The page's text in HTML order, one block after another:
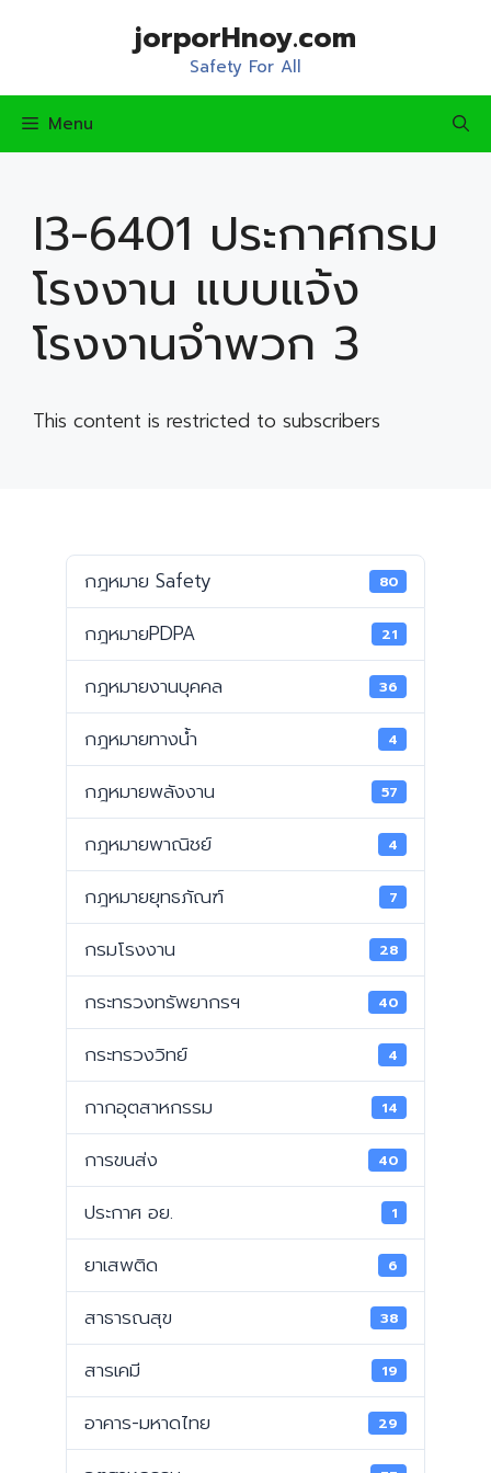
jorporHnoy.com
Safety For All
Menu
I3-6401 ประกาศกรม
โรงงาน แบบแจ้ง
โรงงานจำพวก 3
This content is restricted to subscribers
กฎหมาย Safety 80
กฎหมายPDPA 21
กฎหมายงานบุคคล 36
กฎหมายทางน้ำ 4
กฎหมายพลังงาน 57
กฎหมายพาณิชย์ 4
กฎหมายยุทธภัณฑ์ 7
กรมโรงงาน 28
กระทรวงทรัพยากรฯ 40
กระทรวงวิทย์ 4
กากอุตสาหกรรม 14
การขนส่ง 40
ประกาศ อย. 1
ยาเสพติด 6
สาธารณสุข 38
สารเคมี 19
อาคาร-มหาดไทย 29